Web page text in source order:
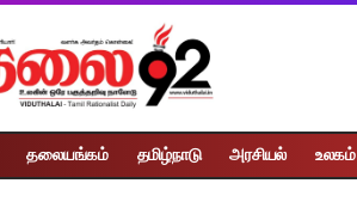
தலையங்கம் தமிழ்நாடு அரசியல் உலகம்